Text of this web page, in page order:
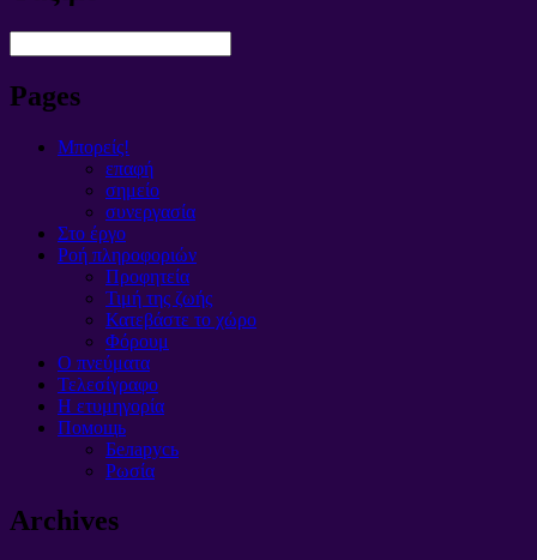
Pages
Μπορείς!
επαφή
σημείο
συνεργασία
Στο έργο
Ροή πληροφοριών
Προφητεία
Τιμή της ζωής
Κατεβάστε το χώρο
Φόρουμ
O πνεύματα
Τελεσίγραφο
Η ετυμηγορία
Помощь
Беларусь
Ρωσία
Archives